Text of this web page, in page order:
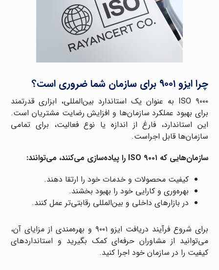
چرا ایزو ۹۰۰۱ برای سازمان شما ضروری است؟
ISO ۹۰۰۰ به عنوان یک استاندارد بین‌المللی، ابزاری قدرتمند
برای بهبود عملکرد سازمان‌ها و افزایش رضایت مشتریان است.
این استاندارد، فارغ از اندازه یا نوع فعالیت، برای تمامی
سازمان‌ها قابل اجراست.
سازمان‌هایی که ISO ۹۰۰۱ را پیاده‌سازی می‌کنند، می‌توانند:
کیفیت محصولات و خدمات خود را ارتقا دهند.
بهره‌وری و کارایی خود را بهبود بخشند.
در بازارهای داخلی و بین‌المللی رقابتی‌تر عمل کنند.
برای شروع فرآیند دریافت ایزو ۹۰۰۱ و بهره‌مندی از مزایای آن،
می‌توانید از مشاوران حرفه‌ای کمک بگیرید و استانداردهای
کیفیت را در سازمان خود اجرا کنید.